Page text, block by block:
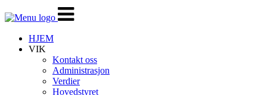
Veksle
navigasjon
HJEM
VIK
Kontakt oss
Administrasjon
Verdier
Hovedstyret